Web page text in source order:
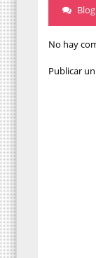
No hay
Publicar